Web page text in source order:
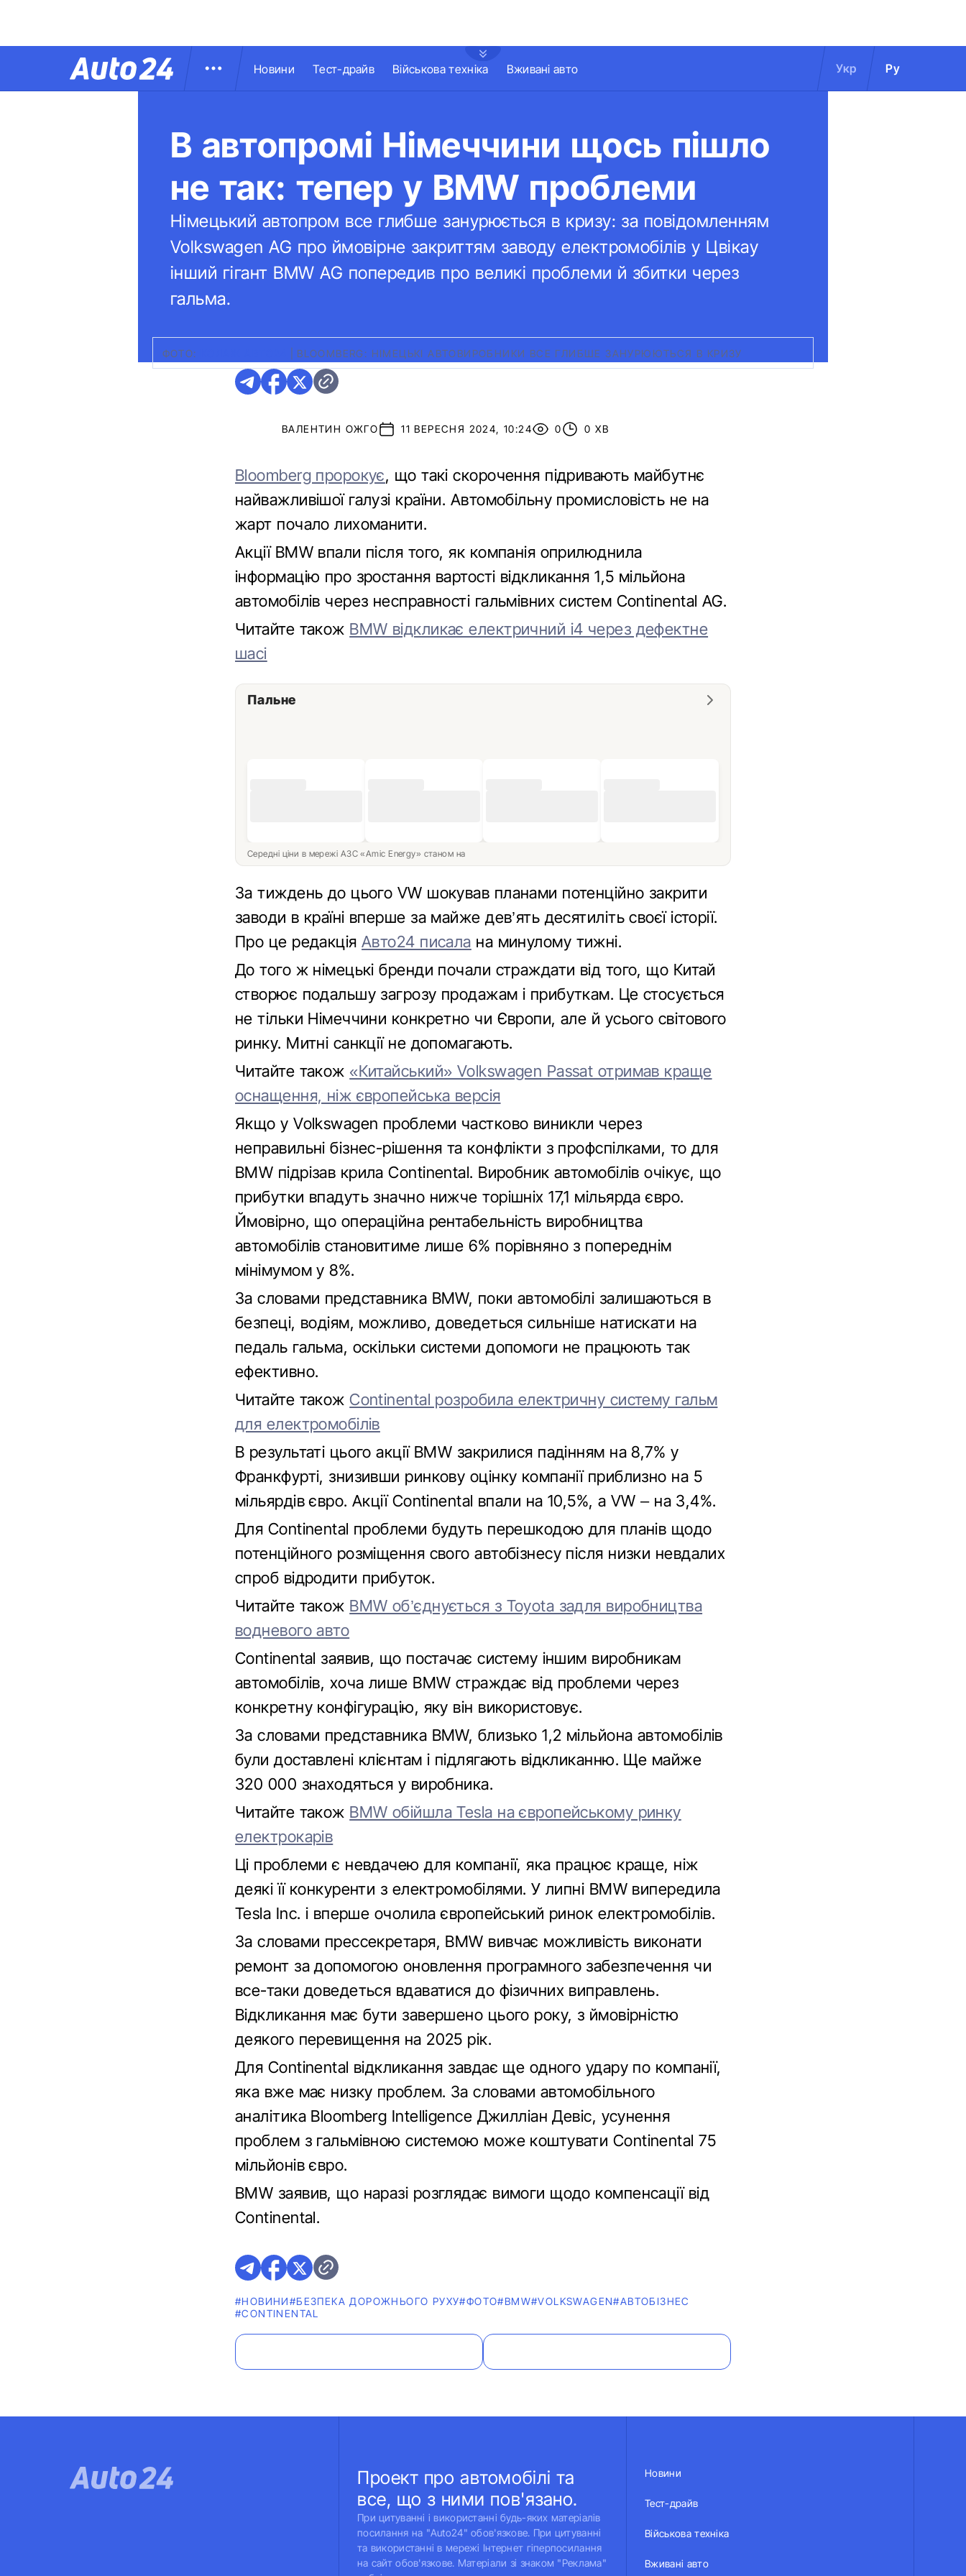
Новини Тест-драйв Військова техніка Вживані авто Укр Ру
В автопромі Німеччини щось пішло
не так: тепер у BMW проблеми
Німецький автопром все глибше занурюється в кризу: за повідомленням
Volkswagen AG про ймовірне закриттям заводу електромобілів у Цвікау
інший гігант BMW AG попередив про великі проблеми й збитки через
гальма.
ФОТО: BLOOMBERG: НІМЕЦЬКІ АВТОВИРОБНИКИ ВСЕ ГЛИБШЕ ЗАНУРЮЮТЬСЯ В КРИЗУ
ВАЛЕНТИН ОЖГО 11 ВЕРЕСНЯ 2024, 10:24 0 0 ХВ
Bloomberg пророкує, що такі скорочення підривають майбутнє
найважливішої галузі країни. Автомобільну промисловість не на
жарт почало лихоманити.
Акції BMW впали після того, як компанія оприлюднила
інформацію про зростання вартості відкликання 1,5 мільйона
автомобілів через несправності гальмівних систем Continental AG.
Читайте також BMW відкликає електричний i4 через дефектне
шасі
Пальне
Середні ціни в мережі АЗС «Amic Energy» станом на
За тиждень до цього VW шокував планами потенційно закрити
заводи в країні вперше за майже дев’ять десятиліть своєї історії.
Про це редакціяАвто24 писала на минулому тижні.
До того ж німецькі бренди почали страждати від того, що Китай
створює подальшу загрозу продажам і прибуткам. Це стосується
не тільки Німеччини конкретно чи Європи, але й усього світового
ринку. Митні санкції не допомагають.
Читайте також «Китайський» Volkswagen Passat отримав краще
оснащення, ніж європейська версія
Якщо у Volkswagen проблеми частково виникли через
неправильні бізнес-рішення та конфлікти з профспілками, то для
BMW підрізав крила Continental. Виробник автомобілів очікує, що
прибутки впадуть значно нижче торішніх 17,1 мільярда євро.
Ймовірно, що операційна рентабельність виробництва
автомобілів становитиме лише 6% порівняно з попереднім
мінімумом у 8%.
За словами представника BMW, поки автомобілі залишаються в
безпеці, водіям, можливо, доведеться сильніше натискати на
педаль гальма, оскільки системи допомоги не працюють так
ефективно.
Читайте такожContinental розробила електричну систему гальм
для електромобілів
В результаті цього акції BMW закрилися падінням на 8,7% у
Франкфурті, знизивши ринкову оцінку компанії приблизно на 5
мільярдів євро. Акції Continental впали на 10,5%, а VW – на 3,4%.
Для Continental проблеми будуть перешкодою для планів щодо
потенційного розміщення свого автобізнесу після низки невдалих
спроб відродити прибуток.
Читайте також BMW об’єднується з Toyota задля виробництва
водневого авто
Continental заявив, що постачає систему іншим виробникам
автомобілів, хоча лише BMW страждає від проблеми через
конкретну конфігурацію, яку він використовує.
За словами представника BMW, близько 1,2 мільйона автомобілів
були доставлені клієнтам і підлягають відкликанню. Ще майже
320 000 знаходяться у виробника.
Читайте також BMW обійшла Tesla на європейському ринку
електрокарів
Ці проблеми є невдачею для компанії, яка працює краще, ніж
деякі її конкуренти з електромобілями. У липні BMW випередила
Tesla Inc. і вперше очолила європейський ринок електромобілів.
За словами прессекретаря, BMW вивчає можливість виконати
ремонт за допомогою оновлення програмного забезпечення чи
все-таки доведеться вдаватися до фізичних виправлень.
Відкликання має бути завершено цього року, з ймовірністю
деякого перевищення на 2025 рік.
Для Continental відкликання завдає ще одного удару по компанії,
яка вже має низку проблем. За словами автомобільного
аналітика Bloomberg Intelligence Джилліан Девіс, усунення
проблем з гальмівною системою може коштувати Continental 75
мільйонів євро.
BMW заявив, що наразі розглядає вимоги щодо компенсації від
Continental.
#НОВИНИ#БЕЗПЕКА ДОРОЖНЬОГО РУХУ#ФОТО#BMW#VOLKSWAGEN#АВТОБІЗНЕС
#CONTINENTAL
Проект про автомобілі та
все, що з ними пов'язано.
При цитуванні і використанні будь-яких матеріалів
посилання на "Auto24" обов'язкове. При цитуванні
та використанні в мережі Інтернет гіперпосилання
на сайт обов'язкове. Матеріали зі знаком "Реклама"
Новини
Тест-драйв
Військова техніка
Вживані авто